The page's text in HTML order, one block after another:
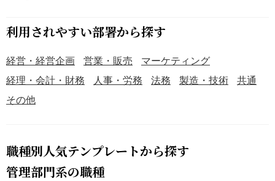
利用されやすい部署から探す
経営・経営企画 営業・販売
マーケティング
経理・会計・財務
人事・労務 法務 製造・技術
共通
その他
職種別人気テンプレートから探す
管理部門系の職種